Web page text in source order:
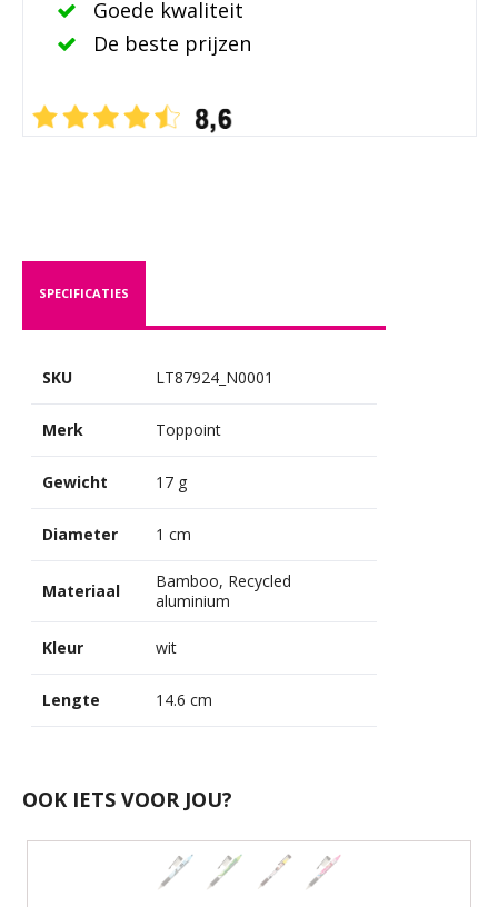
Goede kwaliteit
De beste prijzen
SPECIFICATIES
SKU LT87924_N0001
Merk Toppoint
Gewicht 17 g
Diameter 1 cm
Materiaal
Bamboo, Recycled
aluminium
Kleur wit
Lengte 14.6 cm
OOK IETS VOOR JOU?